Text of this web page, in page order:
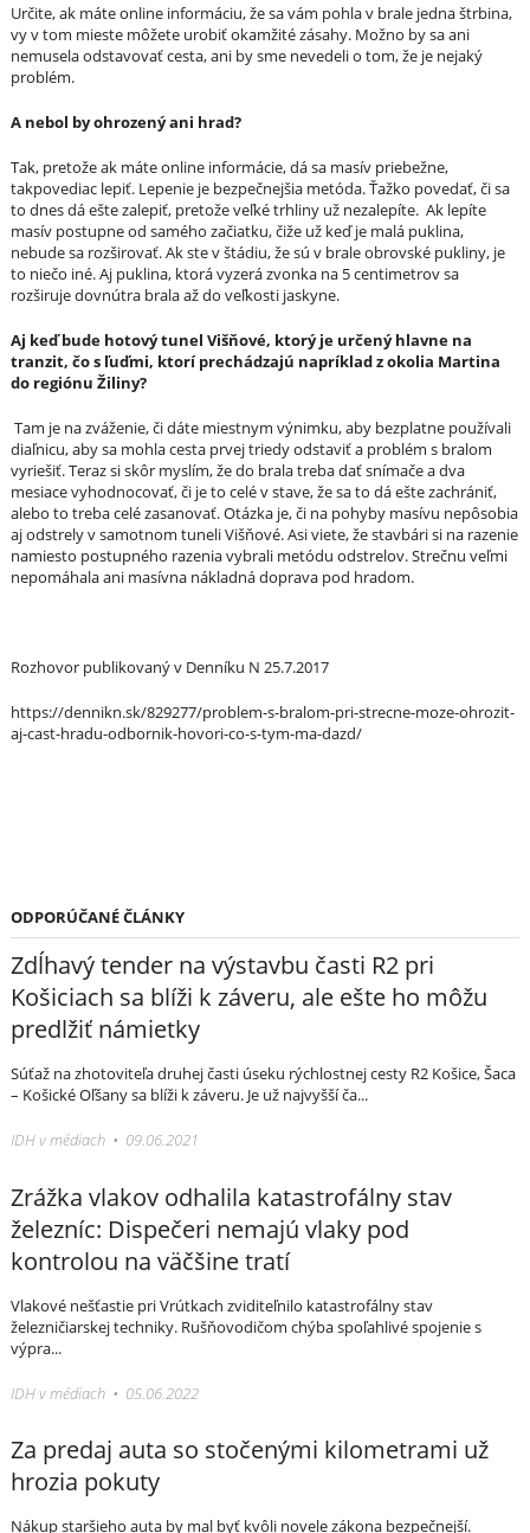
Určite, ak máte online informáciu, že sa vám pohla v brale jedna štrbina,
vy v tom mieste môžete urobiť okamžité zásahy. Možno by sa ani
nemusela odstavovať cesta, ani by sme nevedeli o tom, že je nejaký
problém.
A nebol by ohrozený ani hrad?
Tak, pretože ak máte online informácie, dá sa masív priebežne,
takpovediac lepiť. Lepenie je bezpečnejšia metóda. Ťažko povedať, či sa
to dnes dá ešte zalepiť, pretože veľké trhliny už nezalepíte. Ak lepíte
masív postupne od samého začiatku, čiže už keď je malá puklina,
nebude sa rozširovať. Ak ste v štádiu, že sú v brale obrovské pukliny, je
to niečo iné. Aj puklina, ktorá vyzerá zvonka na 5 centimetrov sa
rozširuje dovnútra brala až do veľkosti jaskyne.
Aj keď bude hotový tunel Višňové, ktorý je určený hlavne na
tranzit, čo s ľuďmi, ktorí prechádzajú napríklad z okolia Martina
do regiónu Žiliny?
Tam je na zváženie, či dáte miestnym výnimku, aby bezplatne používali
diaľnicu, aby sa mohla cesta prvej triedy odstaviť a problém s bralom
vyriešiť. Teraz si skôr myslím, že do brala treba dať snímače a dva
mesiace vyhodnocovať, či je to celé v stave, že sa to dá ešte zachrániť,
alebo to treba celé zasanovať. Otázka je, či na pohyby masívu nepôsobia
aj odstrely v samotnom tuneli Višňové. Asi viete, že stavbári si na razenie
namiesto postupného razenia vybrali metódu odstrelov. Strečnu veľmi
nepomáhala ani masívna nákladná doprava pod hradom.
Rozhovor publikovaný v Denníku N 25.7.2017
https://dennikn.sk/829277/problem-s-bralom-pri-strecne-moze-ohrozit-
aj-cast-hradu-odbornik-hovori-co-s-tym-ma-dazd/
ODPORÚČANÉ ČLÁNKY
Zdĺhavý tender na výstavbu časti R2 pri
Košiciach sa blíži k záveru, ale ešte ho môžu
predlžiť námietky
Súťaž na zhotoviteľa druhej časti úseku rýchlostnej cesty R2 Košice, Šaca
– Košické Oľšany sa blíži k záveru. Je už najvyšší ča...
IDH v médiach • 09.06.2021
Zrážka vlakov odhalila katastrofálny stav
železníc: Dispečeri nemajú vlaky pod
kontrolou na väčšine tratí
Vlakové nešťastie pri Vrútkach zviditeľnilo katastrofálny stav
železničiarskej techniky. Rušňovodičom chýba spoľahlivé spojenie s
výpra...
IDH v médiach • 05.06.2022
Za predaj auta so stočenými kilometrami už
hrozia pokuty
Nákup staršieho auta by mal byť kvôli novele zákona bezpečnejší.